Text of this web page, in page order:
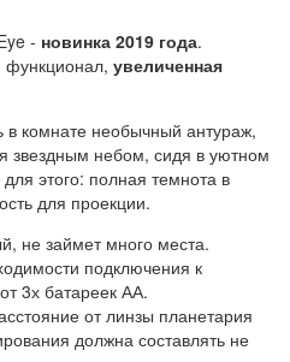
- новинка 2019 года.
увеличенная
в комнате необычный антураж,
звездным небом, сидя в уютном
этого: полная темнота в
для проекции.
не займет много места.
подключения к
3х батареек АА.
от линзы планетария
должна составлять не